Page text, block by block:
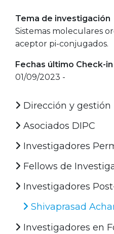
Tema de investigación
Sistemas moleculares
aceptor pi-conjugados.
Fechas último Check-
01/09/2023 -
Dirección y gestión
Asociados DIPC
Investigadores
Fellows de
Investigadores
Shivaprasad
Investigadores en